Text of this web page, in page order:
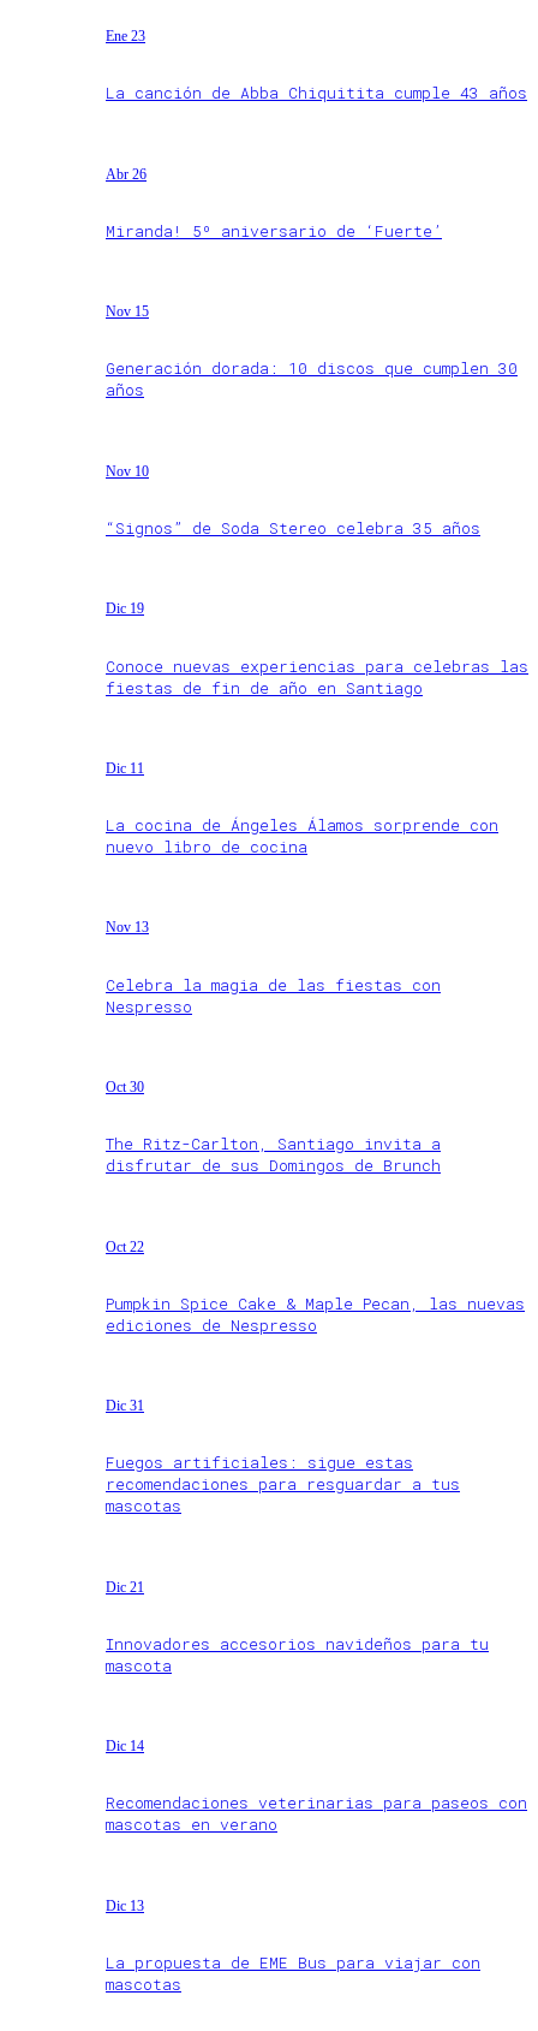
Ene 23
La canción de Abba Chiquitita cumple 43 años
Abr 26
Miranda! 5º aniversario de ‘Fuerte’
Nov 15
Generación dorada: 10 discos que cumplen 30
años
Nov 10
“Signos” de Soda Stereo celebra 35 años
Dic 19
Conoce nuevas experiencias para celebras las
fiestas de fin de año en Santiago
Dic 11
La cocina de Ángeles Álamos sorprende con
nuevo libro de cocina
Nov 13
Celebra la magia de las fiestas con
Nespresso
Oct 30
The Ritz-Carlton, Santiago invita a
disfrutar de sus Domingos de Brunch
Oct 22
Pumpkin Spice Cake & Maple Pecan, las nuevas
ediciones de Nespresso
Dic 31
Fuegos artificiales: sigue estas
recomendaciones para resguardar a tus
mascotas
Dic 21
Innovadores accesorios navideños para tu
mascota
Dic 14
Recomendaciones veterinarias para paseos con
mascotas en verano
Dic 13
La propuesta de EME Bus para viajar con
mascotas